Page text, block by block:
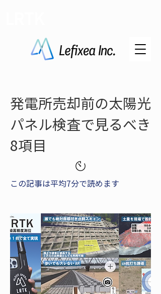
発電所売却前の太陽光
パネル検査で見るべき
8項目
この記事は平均7分で読めます